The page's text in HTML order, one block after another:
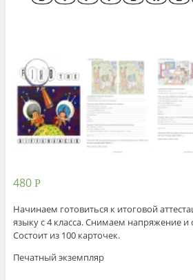
480 Р
Начинаем готовиться к итоговой
языку с 4 класса. Снимаем напряжение и
Состоит из 100 карточек.
Печатный экземпляр